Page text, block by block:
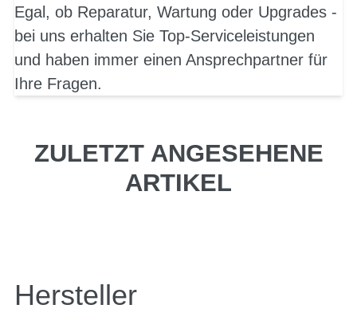
Egal, ob Reparatur, Wartung oder Upgrades -
bei uns erhalten Sie Top-Serviceleistungen
und haben immer einen Ansprechpartner für
Ihre Fragen.
ZULETZT ANGESEHENE
ARTIKEL
Hersteller